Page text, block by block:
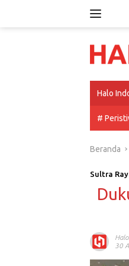
Halo
#
Beranda
Sultra
30